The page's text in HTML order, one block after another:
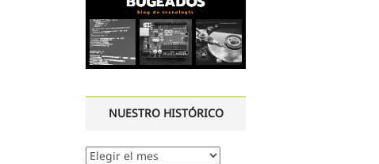
NUESTRO HISTÓRICO
Nuestro